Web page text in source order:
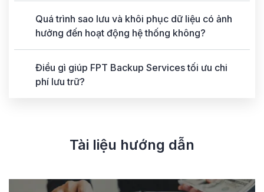
Quá trình sao lưu và khôi phục dữ liệu có ảnh
hưởng đến hoạt động hệ thống không?
Điều gì giúp FPT Backup Services tối ưu chi
phí lưu trữ?
Tài liệu hướng dẫn